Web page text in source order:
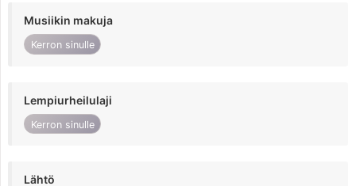
Musiikin makuja
Kerron sinulle
Lempiurheilulaji
Kerron sinulle
Lähtö